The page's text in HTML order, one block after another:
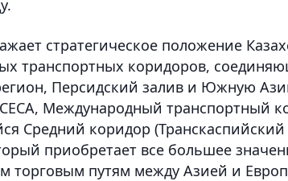
стратегическое положение
транспортных коридоров,
Персидский залив и Южную
Международный транспортный
Средний коридор
приобретает все большее
торговым путям между Азией и